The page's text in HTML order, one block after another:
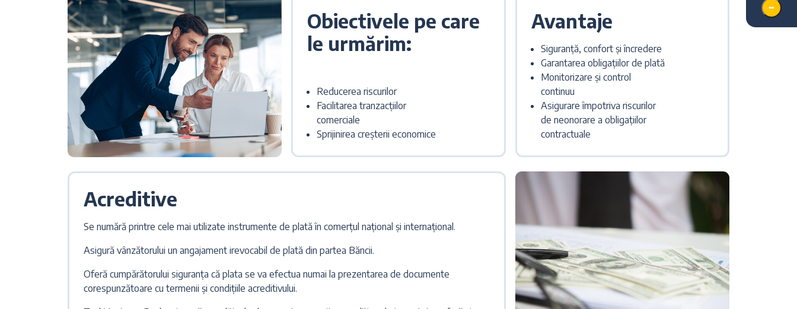
Obiectivele pe care
le urmărim:
Reducerea riscurilor
Facilitarea tranzacțiilor
comerciale
Sprijinirea creșterii economice
Avantaje
Siguranță, confort și încredere
Garantarea obligațiilor de plată
Monitorizare și control
continuu
Asigurare împotriva riscurilor
de neonorare a obligațiilor
contractuale
Acreditive
Se numără printre cele mai utilizate instrumente de plată în comerțul național și internațional.
Asigură vânzătorului un angajament irevocabil de plată din partea Băncii.
Oferă cumpărătorului siguranța că plata se va efectua numai la prezentarea de documente
corespunzătoare cu termenii și condițiile acreditivului.